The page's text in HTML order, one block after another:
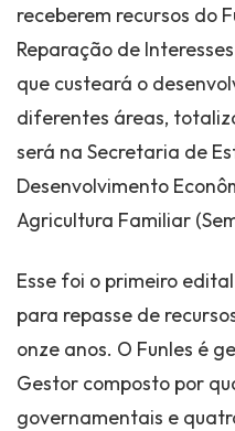
receberem recursos do
Reparação de
que custeará o
diferentes áreas,
será na Secretaria de
Desenvolvimento
Agricultura Familiar
Esse foi o primeiro
para repasse de
onze anos. O Funles é
Gestor composto por
governamentais e